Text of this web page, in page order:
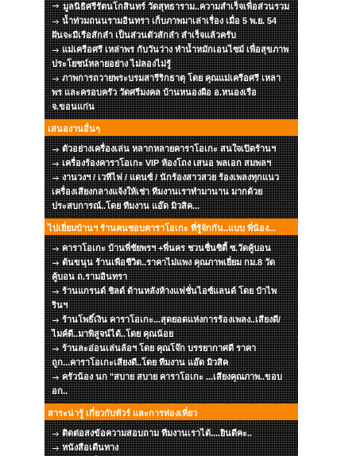
มูลนิธิศรีรัตนโกสินทร์ วัดสุทธาราม..ความสำเร็จเพื่อส่วนรวม
น้ำท่วมถนนรามอินทรา เก็บภาพมาเล่าเรื่อง เมื่อ 5 พ.ย. 54
ฝันจะมีเรือสักลำ เป็นส่วนตัวสักลำ สำเร็จแล้วครับ
แม่เครือศรี เหล่าพร กับวันว่าง ทำน้ำหมักเอนไซม์ เพื่อสุขภาพ
ประโยชน์หลายอย่าง ไม่ลองไม่รู้
ภาพการถวายพระบรมสารีริกธาตุ โดย คุณแม่เครือศรี เหลา
พร และครอบครัว วัดศรีมงคล บ้านหนองผือ อ.หนองเรือ
จ.ขอนแก่น
เสนองานอื่นๆ
ตัวอย่างเครื่องเล่น หลากหลายคาราโอเกะ สนใจเปิดร้านฯ
เครื่องร้องคาราโอเกะ VIP ห้องโถง เสนอ พลเอก สมพลฯ
งานวงฯ / เวทีไฟ / แดนซ์ / นักร้องสาวสวย ร้องเพลงทุกแนว
เครื่องเสียงกลางแจ้งให้เช่า ทีมงานเราทำมานาน มากด้วย
ประสบการณ์..โดย ทีมงาน แอ๊ด มิวสิค...
ไปเยี่ยมบ้านฯ ร้านคนชอบคาราโอเกะ ที่รู้จักกัน..แบบ พี่น้อง...
คาราโอเกะ บ้านพี่ชัยพรฯ +พี่นคร ชวนชื่นซิตี้ ซ.วัดคู้บอน
ต้นขนุน ร้านเพือชีวิต..ราคาไม่แพง คุณภาพเยี่ยม กม.8 วัด
คู้บอน ถ.รามอินทรา
ร้านแกรนด์ ชิลด์ ด้านหลังห้างแฟชั่นไอซ์แลนด์ โดย ป๋าไพ
รินฯ
ร้านโพธิ์เงิน คาราโอเกะ...สุดยอดแห่งการร้องเพลง..เสียงดี/
ไมค์ดี..มาพิสูจน์ได้..โดย คุณน้อย
ร้านละอ่อนเล่นล้อฯ โดย คุณโจ๊ก บรรยากาศดี ราคา
ถูก...คาราโอเกะเสียงดี..โดย ทีมงาน แอ๊ด มิวสิค
ครัวน้อง นก "สบาย สบาย คาราโอเกะ ...เสียงคุณภาพ..ขอบ
อก..
สาระน่ารู้ เกี่ยวกับทัวร์ และการท่องเที่ยว
ติดต่อสงข้อความสอบถาม ทีมงานเราได้....ยินดีคะ..
หนังสือเดืนทาง